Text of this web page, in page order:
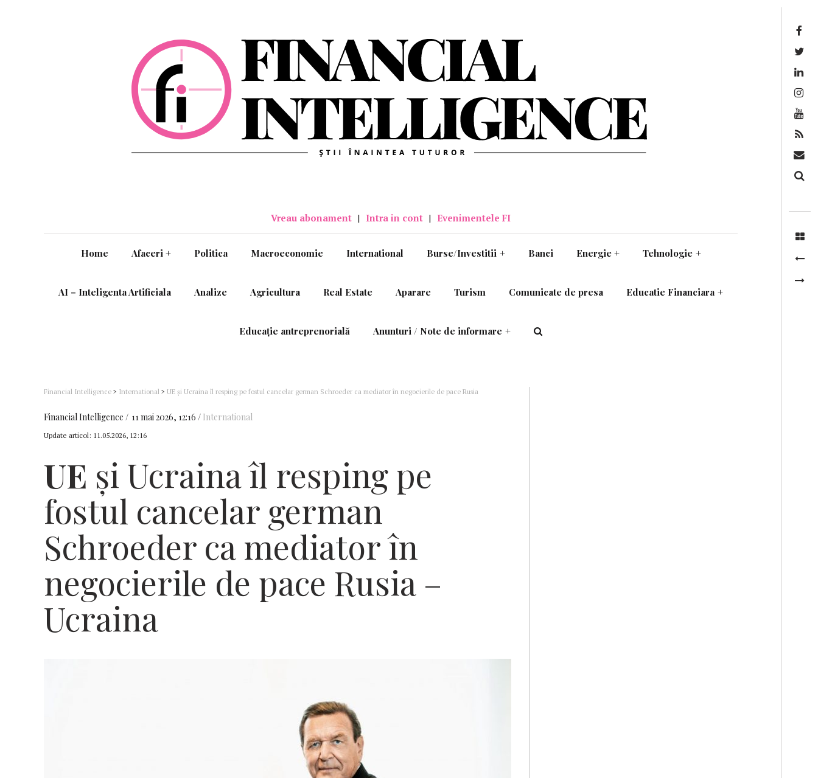
Vreau abonament | Intra in cont | Evenimentele FI
Home Afaceri + Politica Macroeconomie International Burse/Investitii + Banci Energie + Tehnologie +
AI – Inteligenta Artificiala Analize Agricultura Real Estate Aparare Turism Comunicate de presa Educatie Financiara +
Educație antreprenorială Anunturi / Note de informare +
Financial Intelligence > International > UE și Ucraina îl resping pe fostul cancelar german Schroeder ca mediator în negocierile de pace Rusia
Financial Intelligence 11 mai 2026, 12:16 International
Update articol: 11.05.2026, 12:16
UE și Ucraina îl resping pe
fostul cancelar german
Schroeder ca mediator în
negocierile de pace Rusia –
Ucraina